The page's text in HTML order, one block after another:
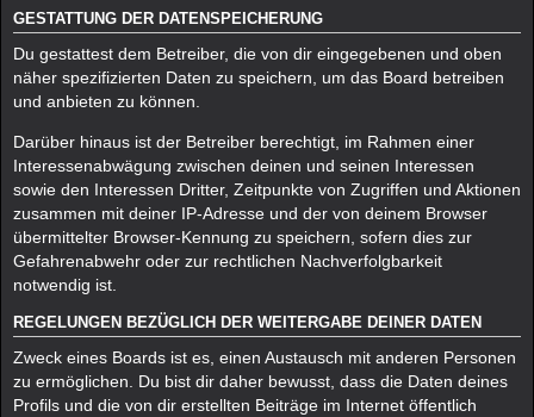
GESTATTUNG DER DATENSPEICHERUNG
Du gestattest dem Betreiber, die von dir eingegebenen und oben
näher spezifizierten Daten zu speichern, um das Board betreiben
und anbieten zu können.
Darüber hinaus ist der Betreiber berechtigt, im Rahmen einer
Interessenabwägung zwischen deinen und seinen Interessen
sowie den Interessen Dritter, Zeitpunkte von Zugriffen und Aktionen
zusammen mit deiner IP-Adresse und der von deinem Browser
übermittelter Browser-Kennung zu speichern, sofern dies zur
Gefahrenabwehr oder zur rechtlichen Nachverfolgbarkeit
notwendig ist.
REGELUNGEN BEZÜGLICH DER WEITERGABE DEINER DATEN
Zweck eines Boards ist es, einen Austausch mit anderen Personen
zu ermöglichen. Du bist dir daher bewusst, dass die Daten deines
Profils und die von dir erstellten Beiträge im Internet öffentlich